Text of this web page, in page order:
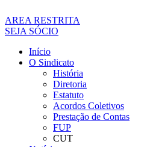
AREA RESTRITA
SEJA SÓCIO
Início
O Sindicato
História
Diretoria
Estatuto
Acordos Coletivos
Prestação de Contas
FUP
CUT